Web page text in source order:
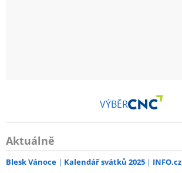
VÝBĚR
Aktuálně
Blesk Vánoce Kalendář svátků 2025 INFO.cz